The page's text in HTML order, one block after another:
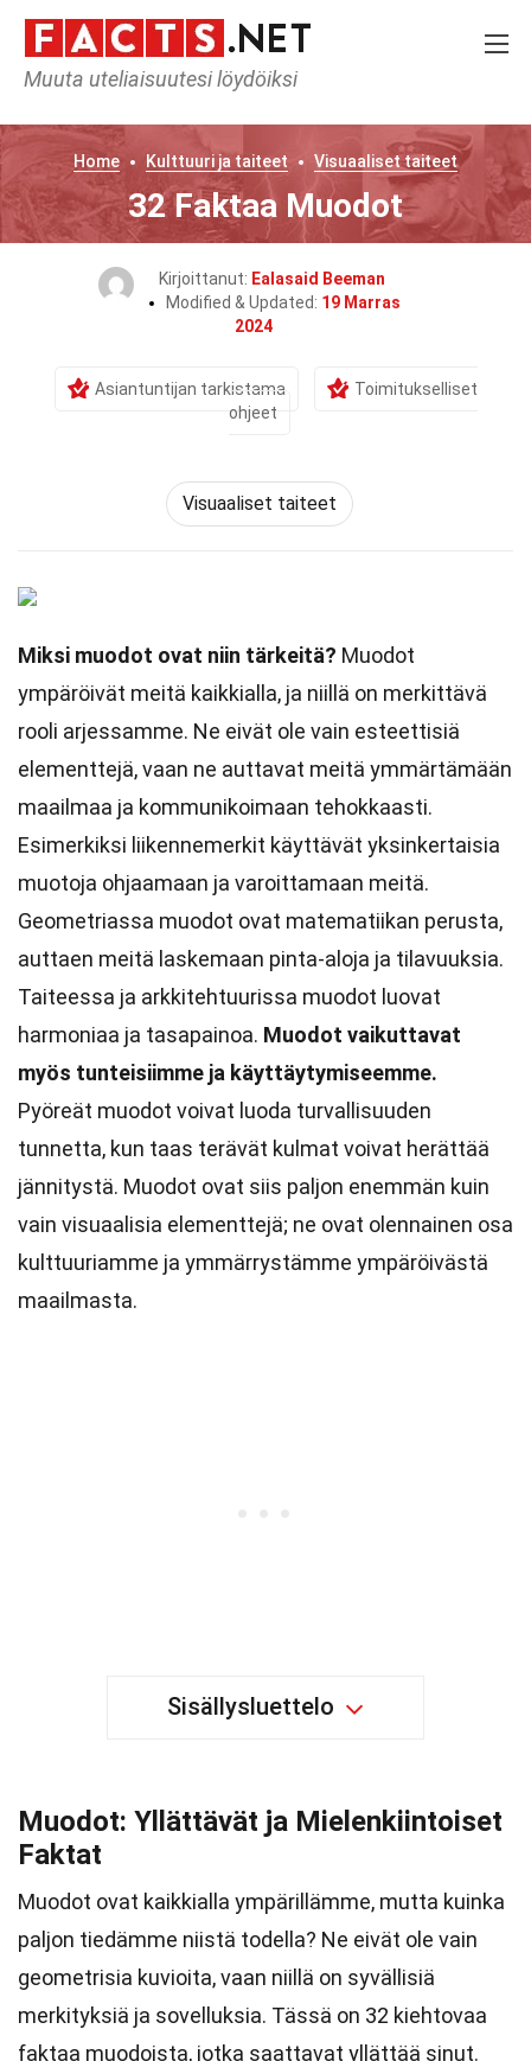
Muuta uteliaisuutesi löydöiksi
Home Kulttuuri ja taiteet Visuaaliset taiteet
32 Faktaa Muodot
Kirjoittanut: Ealasaid Beeman
Modified & Updated: 19 Marras
2024
Asiantuntijan tarkistama
Toimitukselliset
ohjeet
Visuaaliset taiteet
Miksi muodot ovat niin tärkeitä? Muodot
ympäröivät meitä kaikkialla, ja niillä on merkittävä
rooli arjessamme. Ne eivät ole vain esteettisiä
elementtejä, vaan ne auttavat meitä ymmärtämään
maailmaa ja kommunikoimaan tehokkaasti.
Esimerkiksi liikennemerkit käyttävät yksinkertaisia
muotoja ohjaamaan ja varoittamaan meitä.
Geometriassa muodot ovat matematiikan perusta,
auttaen meitä laskemaan pinta-aloja ja tilavuuksia.
Taiteessa ja arkkitehtuurissa muodot luovat
harmoniaa ja tasapainoa. Muodot vaikuttavat
myös tunteisiimme ja käyttäytymiseemme.
Pyöreät muodot voivat luoda turvallisuuden
tunnetta, kun taas terävät kulmat voivat herättää
jännitystä. Muodot ovat siis paljon enemmän kuin
vain visuaalisia elementtejä; ne ovat olennainen osa
kulttuuriamme ja ymmärrystämme ympäröivästä
maailmasta.
Sisällysluettelo
Muodot: Yllättävät ja Mielenkiintoiset
Faktat
Muodot ovat kaikkialla ympärillämme, mutta kuinka
paljon tiedämme niistä todella? Ne eivät ole vain
geometrisia kuvioita, vaan niillä on syvällisiä
merkityksiä ja sovelluksia. Tässä on 32 kiehtovaa
faktaa muodoista, jotka saattavat yllättää sinut.